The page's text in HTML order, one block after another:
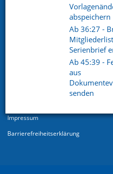
abspeichern
Ab 36:27 -
Serienbrief
Ab 45:39 -
aus
senden
Impressum
Barrierefreiheitserklärung